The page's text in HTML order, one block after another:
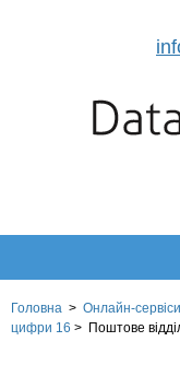
Головна > Онлайн-сервіси
цифри 16 > Поштове